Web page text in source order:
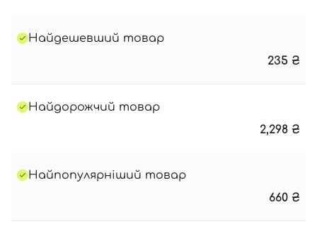
Найдешевший товар
235 ₴
Найдорожчий товар
2,298 ₴
Найпопулярніший товар
660 ₴